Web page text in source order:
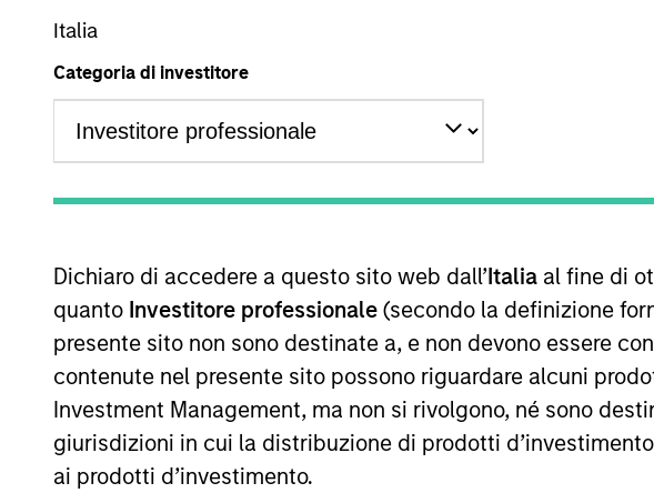
Italia
Categoria di investitore
Dichiaro di accedere a questo sito web dall’Italia al fine di
quanto Investitore professionale (secondo la definizione
presente sito non sono destinate a, e non devono essere
contenute nel presente sito possono riguardare alcuni
Investment Management, ma non si rivolgono, né sono
giurisdizioni in cui la distribuzione di prodotti
ai prodotti d’investimento.
A AR
La presente comunicazione ha carattere promozionale.
delle quote. Tutti i dati relativi alle performance e agli indici sono tratti da
Fare clic sul nome del Comparto per informazioni sui Rendimenti nell’anno
*Devise de référence du fonds